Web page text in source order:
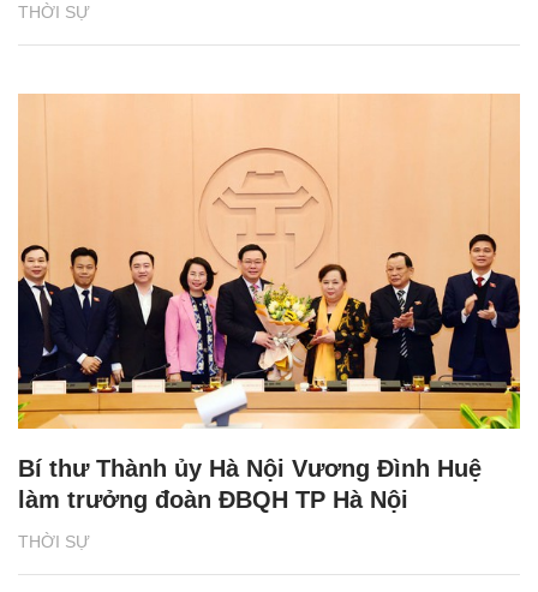
THỜI SỰ
THỜI SỰ
Bí thư Thành ủy Hà Nội Vương Đình Huệ
làm trưởng đoàn ĐBQH TP Hà Nội